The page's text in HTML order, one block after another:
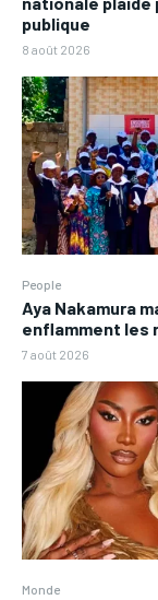
publique
8 août 2026
People
Aya Nakamura
enflamment les
7 août 2026
Monde